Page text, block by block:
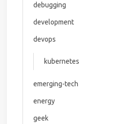
debugging
development
devops
kubernetes
emerging-tech
energy
geek